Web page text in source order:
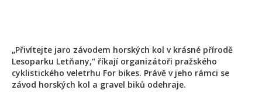
„Přivítejte jaro závodem horských kol v krásné přírodě
Lesoparku Letňany,“ říkají organizátoři pražského
cyklistického veletrhu For bikes. Právě v jeho rámci se
závod horských kol a gravel biků odehraje.